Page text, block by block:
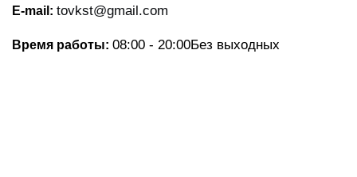
E-mail: tovkst@gmail.com
Время работы: 08:00 - 20:00Без выходных